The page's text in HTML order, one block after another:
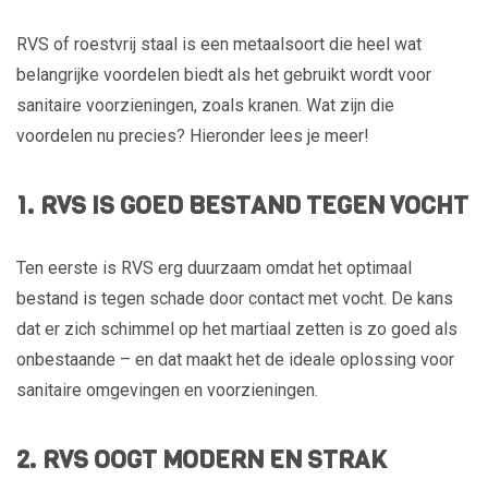
RVS of roestvrij staal is een metaalsoort die heel wat
belangrijke voordelen biedt als het gebruikt wordt voor
sanitaire voorzieningen, zoals kranen. Wat zijn die
voordelen nu precies? Hieronder lees je meer!
1. RVS IS GOED BESTAND TEGEN VOCHT
Ten eerste is RVS erg duurzaam omdat het optimaal
bestand is tegen schade door contact met vocht. De kans
dat er zich schimmel op het martiaal zetten is zo goed als
onbestaande – en dat maakt het de ideale oplossing voor
sanitaire omgevingen en voorzieningen.
2. RVS OOGT MODERN EN STRAK